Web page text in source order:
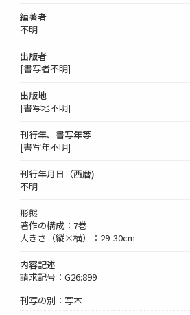
編著者
不明
出版者
[書写者不明]
出版地
[書写地不明]
刊行年、書写年等
[書写年不明]
刊行年月日（西暦)
不明
形態
著作の構成：7巻
大きさ（縦×横）：29-30cm
内容記述
請求記号：G26:899
刊写の別：写本